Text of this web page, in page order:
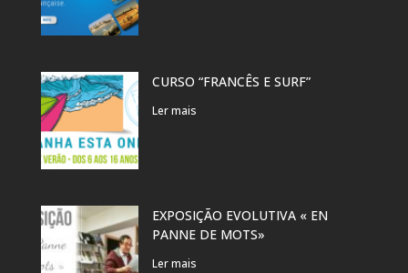
CURSO “FRANCÊS E SURF”
Ler mais
EXPOSIÇÃO EVOLUTIVA « EN
PANNE DE MOTS»
Ler mais